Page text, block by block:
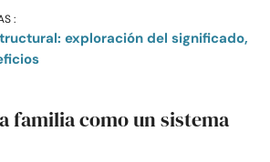
:
exploración del significado,
familia como un sistema